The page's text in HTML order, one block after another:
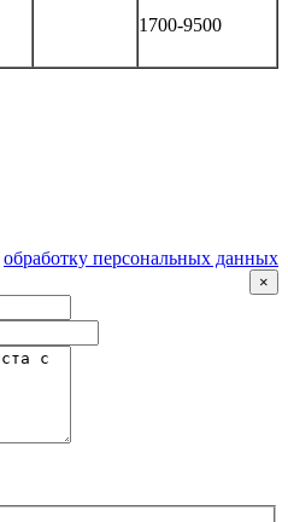
1700-9500
обработку персональных данных
×